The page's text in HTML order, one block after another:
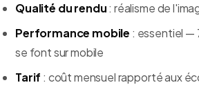
Qualité du rendu: réalisme de
Performance mobile : essentiel —
se font sur mobile
Tarif : coût mensuel rapporté aux